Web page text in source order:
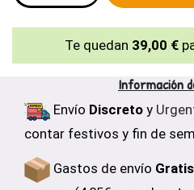
Te quedan 39,00 €
Información
Envío Discreto y
contar festivos y fin de
Gastos de envío Gratis